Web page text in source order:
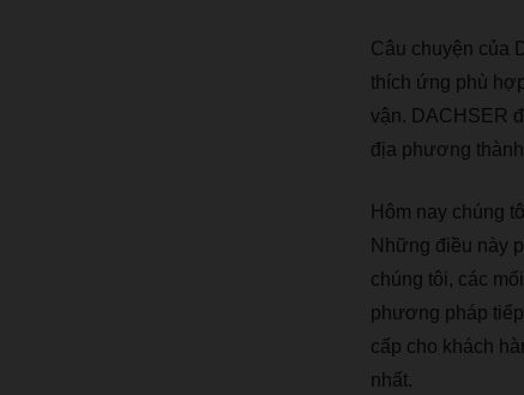
Câu chuyện của
thích ứng phù
vận. DACHSER
địa phương
Hôm nay chúng
Những điều này
chúng tôi, các
phương pháp
cấp cho khách
nhất.